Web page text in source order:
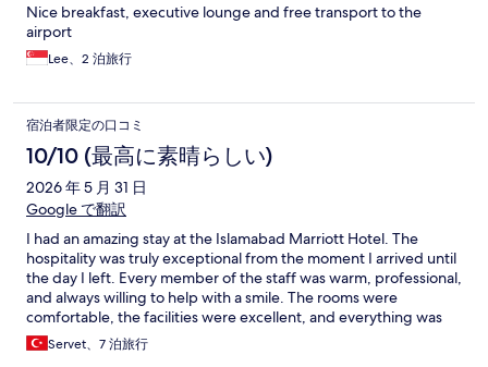
Nice breakfast, executive lounge and free transport to the
airport
Lee、2 泊旅行
宿泊者限定の口コミ
10/10 (最高に素晴らしい)
2026 年 5 月 31 日
Google で翻訳
I had an amazing stay at the Islamabad Marriott Hotel. The
hospitality was truly exceptional from the moment I arrived until
the day I left. Every member of the staff was warm, professional,
and always willing to help with a smile. The rooms were
comfortable, the facilities were excellent, and everything was
maintained to a very high standard. The service exceeded my
expectations, and I genuinely felt welcomed throughout my
Servet、7 泊旅行